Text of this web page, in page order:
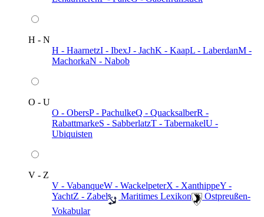
H - N
H - HaarnetzI - IbexJ - JachK - KaapL - LaberdanM -
MachorkaN - Nabob
O - U
O - ObersP - PachulkeQ - QuacksalberR -
RabattmarkeS - SabberlatzT - TabernakelU -
Ubiquisten
V - Z
V - VabanqueW - WackelpeterX - XanthippeY -
YachtZ - Zabel ️ Maritimes Lexikon
️ Ostpreußen-
Vokabular